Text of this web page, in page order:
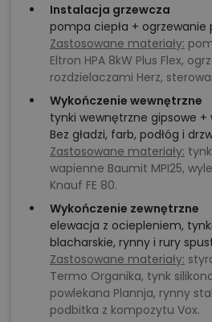
Instalacja grzewcza
pompa ciepła + ogrzewanie
Zastosowane materiały:
Eltron HPA 8kW Plus Flex,
rozdzielaczami Herz,
Wykończenie wewnętrzne
tynki wewnętrzne gipsowe
Bez gładzi, farb, podłóg i
Zastosowane materiały:
wapienne Baumit MPI25,
Knauf FE 80.
Wykończenie zewnętrzne
elewacja z ociepleniem,
blacharskie, rynny i rury
Zastosowane materiały:
Termo Organika, tynk
powlekana Plannja, rynny
podbitka z kompozytu Vox.